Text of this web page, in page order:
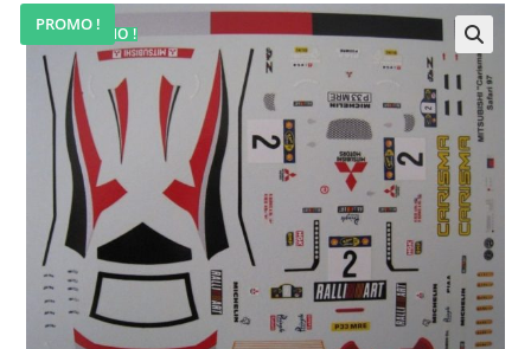
PROMO !
🔍
PROMO !